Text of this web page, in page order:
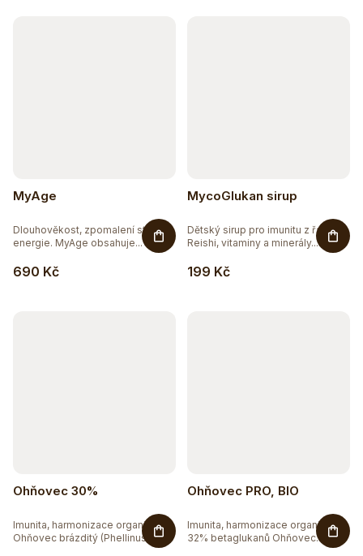
MyAge
690 Kč
Dlouhověkost, zpomalení stárnutí,
energie. MyAge obsahuje...
MycoGlukan sirup
199 Kč
Dětský sirup pro imunitu z řas s
Reishi, vitaminy a minerály....
Ohňovec 30%
Imunita, harmonizace organismu.
Ohňovec brázditý (Phellinus...
Ohňovec PRO, BIO
Imunita, harmonizace organismu-
32% betaglukanů Ohňovec...